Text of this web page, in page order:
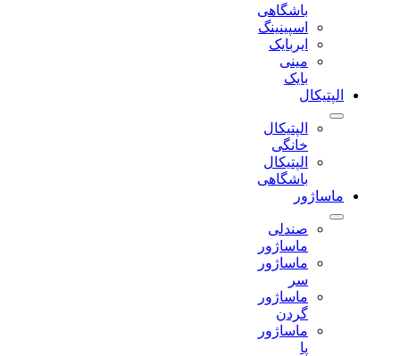
باشگاهی
اسپینینگ
ایربایک
مینی
الپتیکال
الپتیکال
خانگی
الپتیکال
باشگاهی
ماساژور
صندلی
ماساژور
ماساژور
ماساژور
ماساژور